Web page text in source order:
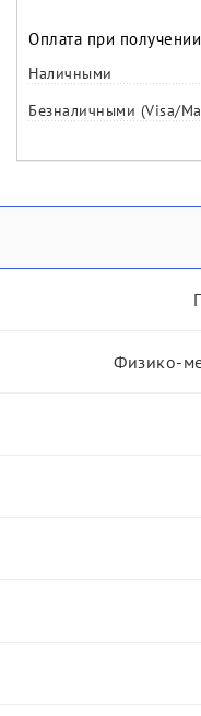
Оплата при получении
Наличными
Безналичными (Visa/
Физико-